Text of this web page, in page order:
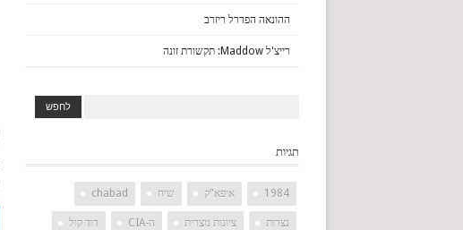
ההונאה הפדרל ריזרב
רייצ'ל Maddow: תקשורת זונה
תגיות
1984 איפא"ק שיח chabad
נצרות ציונות נוצרית ה-CIA דוד קול